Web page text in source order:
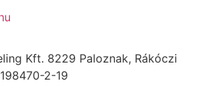
Kft. 8229 Paloznak, Rákóczi
2-19